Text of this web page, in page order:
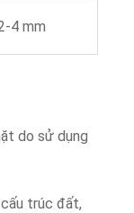
4 mm
do sử dụng
trúc đất,